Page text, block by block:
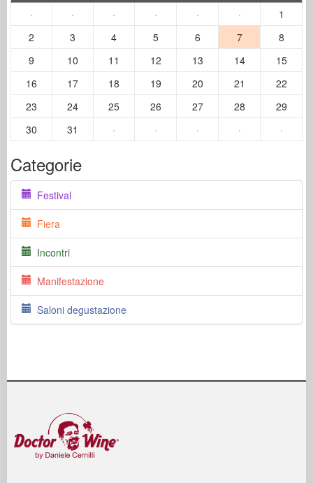
·
· · · · ·
1
2
3 4 5 6 7
8
9
10 11 12 13 14
15
16
17 18 19 20 21
22
23
24 25 26 27 28
29
30
31 · · · · ·
Categorie
Festival
Fiera
Incontri
Manifestazione
Saloni degustazione